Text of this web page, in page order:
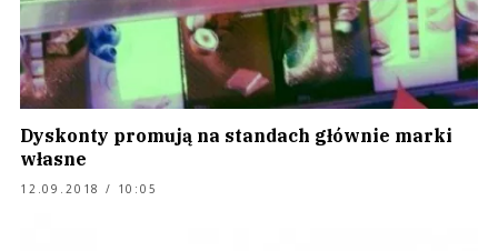
Dyskonty promują na standach głównie marki
własne
12.09.2018 / 10:05